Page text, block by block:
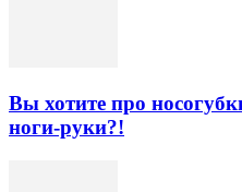
Вы хотите про
ноги-руки?!